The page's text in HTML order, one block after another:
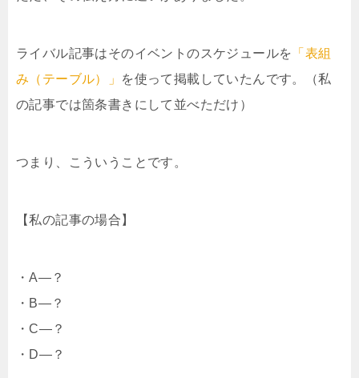
ライバル記事はそのイベントのスケジュールを 「表組
み（テーブル）」
を使って掲載していたんです。（私
の記事では箇条書きにして並べただけ）
つまり、こういうことです。
【私の記事の場合】
・A—？
・B—？
・C—？
・D—？